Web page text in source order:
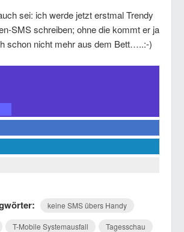
sei: ich werde jetzt erstmal Trendy
SMS schreiben; ohne die kommt er ja
schon nicht mehr aus dem Bett…..:-)
keine SMS übers Handy
T-Mobile Systemausfall Tagesschau